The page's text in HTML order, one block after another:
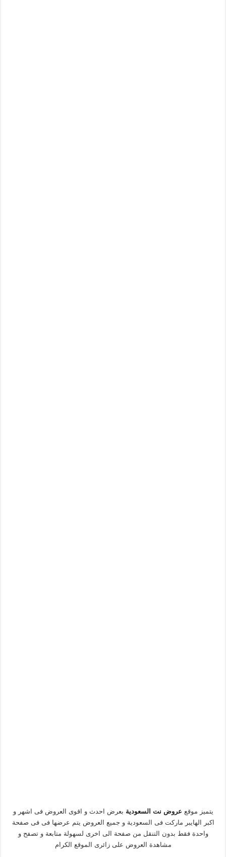
يتميز موقع عروض نت السعوديةبعرض احدث و اقوى العروض فى اشهر و
اكبر الهايبر ماركت فى السعودية و جميع العروض يتم عرضها فى فى صفحة
واحدة فقط بدون التنقل من صفحة الى اخرى لسهولة متابعة و تصفح و
مشاهدة العروض على زائرى الموقع الكرام